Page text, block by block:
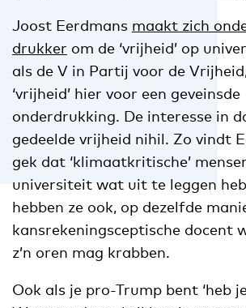
Joost Eerdmans maakt zich
drukker om de ‘vrijheid’ op
als de V in Partij voor de
‘vrijheid’ hier voor een geveinsde
onderdrukking. De interesse in
gedeelde vrijheid nihil. Zo vindt
gek dat ‘klimaatkritische’
universiteit wat uit te leggen
hebben ze ook, op dezelfde
kansrekeningsceptische docent
z’n oren mag krabben.
Ook als je pro-Trump bent ‘heb